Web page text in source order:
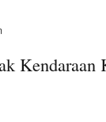
Kendaraan